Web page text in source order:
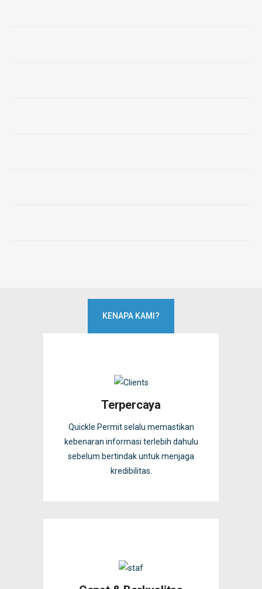
KENAPA KAMI?
Terpercaya
Quickle Permit selalu memastikan
kebenaran informasi terlebih dahulu
sebelum bertindak untuk menjaga
kredibilitas.